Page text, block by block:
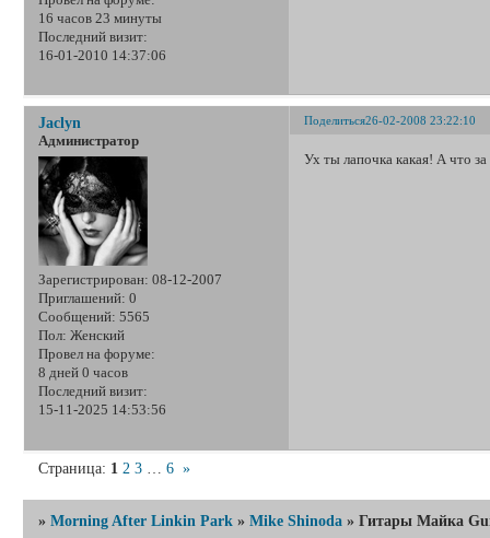
16 часов 23 минуты
Последний визит:
16-01-2010 14:37:06
Поделиться26-02-2008 23:22:10
Jaclyn
Администратор
Зарегистрирован: 08-12-2007
Приглашений: 0
Сообщений: 5565
Пол: Женский
Провел на форуме:
8 дней 0 часов
Последний визит:
15-11-2025 14:53:56
Ух ты лапочка какая! А что
Страница: 1 2 3 … 6 »
»Morning After Linkin Park »Mike Shinoda »Гитары Майка